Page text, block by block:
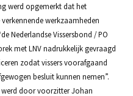
werd opgemerkt dat het
werkzaamheden
Nederlandse Vissersbond / PO
met LNV nadrukkelijk gevraagd
zodat vissers voorafgaand
besluit kunnen nemen”.
werd door voorzitter Johan